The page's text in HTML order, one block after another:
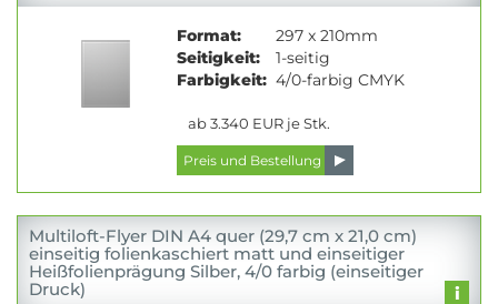
Format:
297 x 210mm
Seitigkeit:
1-seitig
Farbigkeit: 4/0-farbig CMYK
ab 3.340 EUR je Stk.
Multiloft-Flyer DIN A4 quer (29,7 cm x 21,0 cm)
einseitig folienkaschiert matt und einseitiger
Heißfolienprägung Silber, 4/0 farbig (einseitiger
Druck)